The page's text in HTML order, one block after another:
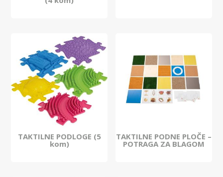
TAKTILNE PODLOGE (5
kom)
TAKTILNE PODNE PLOČE –
POTRAGA ZA BLAGOM